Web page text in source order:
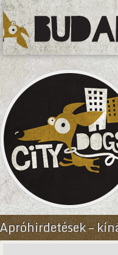
Apróhirdetések –